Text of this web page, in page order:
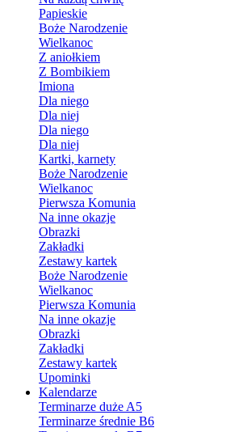
Papieskie
Boże Narodzenie
Wielkanoc
Z aniołkiem
Z Bombikiem
Imiona
Dla niego
Dla niej
Dla niego
Dla niej
Kartki, karnety
Boże Narodzenie
Wielkanoc
Pierwsza Komunia
Na inne okazje
Obrazki
Zakładki
Zestawy kartek
Boże Narodzenie
Wielkanoc
Pierwsza Komunia
Na inne okazje
Obrazki
Zakładki
Zestawy kartek
Upominki
Kalendarze
Terminarze duże A5
Terminarze średnie B6